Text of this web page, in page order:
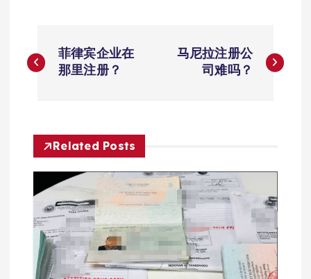
章
航
菲律宾企业在
那里注册？
马尼拉注册公
司难吗？
Related Posts